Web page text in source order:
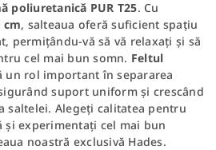
poliuretanică PUR T25. Cu
cm, salteaua oferă suficient spațiu
permițându-vă să vă relaxați și să
cel mai bun somn. Feltul
un rol important în separarea
suport uniform și crescând
saltelei. Alegeți calitatea pentru
și experimentați cel mai bun
noastră exclusivă Hades.